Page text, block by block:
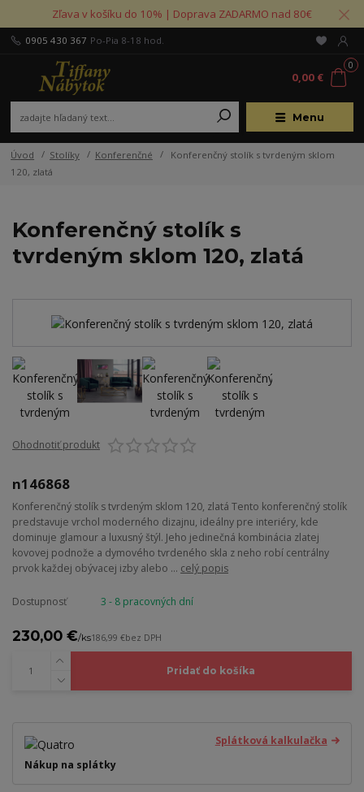
Zľava v košíku do 10% | Doprava ZADARMO nad 80€
Menu
0905 430 367 Po-Pia 8-18 hod.
0
0,00 €
Úvod Stolíky Konferenčné
Konferenčný stolík s tvrdeným sklom
120, zlatá
Konferenčný stolík s
tvrdeným sklom 120, zlatá
Ohodnotiť produkt
n146868
Konferenčný stolík s tvrdeným sklom 120, zlatá Tento konferenčný stolík
predstavuje vrchol moderného dizajnu, ideálny pre interiéry, kde
dominuje glamour a luxusný štýl. Jeho jedinečná kombinácia zlatej
kovovej podnože a dymového tvrdeného skla z neho robí centrálny
prvok každej obývacej izby alebo ... celý popis
Dostupnosť 3 - 8 pracovných dní
230,00 €/ks186,99 €bez DPH
Pridať do košíka
Splátková kalkulačka
Nákup na splátky